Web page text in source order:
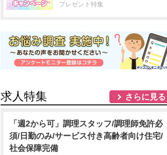
プレゼント特集
求人特集 さらに見る
「週2から可」調理スタッフ/調理師免許必
須/日勤のみ/サービス付き高齢者向け住宅/
社会保障完備